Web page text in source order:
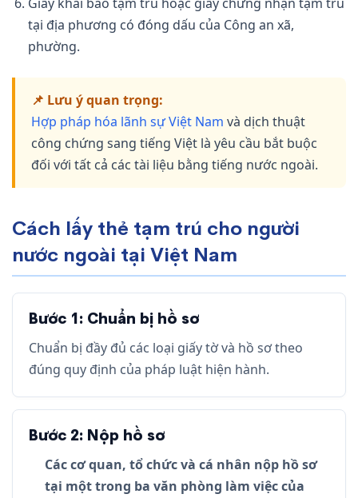
Giấy khai báo tạm trú hoặc giấy chứng nhận tạm trú
tại địa phương có đóng dấu của Công an xã,
phường.
📌 Lưu ý quan trọng:
Hợp pháp hóa lãnh sự Việt Nam và dịch thuật
công chứng sang tiếng Việt là yêu cầu bắt buộc
đối với tất cả các tài liệu bằng tiếng nước ngoài.
Cách lấy thẻ tạm trú cho người
nước ngoài tại Việt Nam
Bước 1: Chuẩn bị hồ sơ
Chuẩn bị đầy đủ các loại giấy tờ và hồ sơ theo
đúng quy định của pháp luật hiện hành.
Bước 2: Nộp hồ sơ
Các cơ quan, tổ chức và cá nhân nộp hồ sơ
tại một trong ba văn phòng làm việc của